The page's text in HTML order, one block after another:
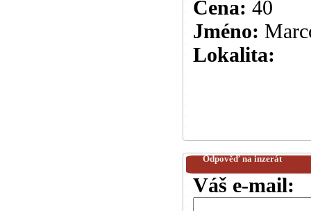
Cena: 40
Jméno:
Lokalita:
Odpověď na inzerát
Váš e-mail: